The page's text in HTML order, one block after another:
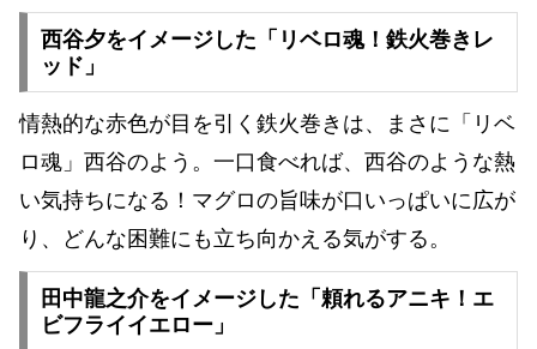
西谷夕をイメージした「リベロ魂！鉄火巻きレ
ッド」
情熱的な赤色が目を引く鉄火巻きは、まさに「リベ
ロ魂」西谷のよう。一口食べれば、西谷のような熱
い気持ちになる！マグロの旨味が口いっぱいに広が
り、どんな困難にも立ち向かえる気がする。
田中龍之介をイメージした「頼れるアニキ！エ
ビフライイエロー」